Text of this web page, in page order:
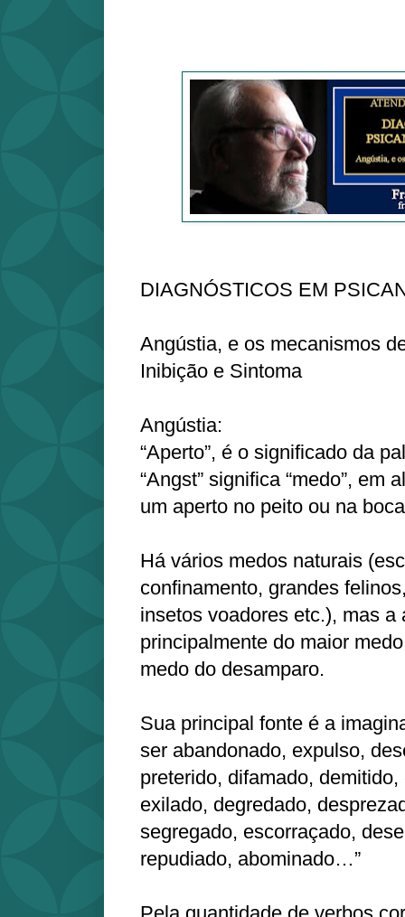
DIAGNÓSTICOS EM
Angústia, e os mecanismos
Inibição e Sintoma
Angústia:
“Aperto”, é o significado da
“Angst” significa “medo”, em
um aperto no peito ou na
Há vários medos naturais
confinamento, grandes
insetos voadores etc.), mas a
principalmente do maior
medo do desamparo.
Sua principal fonte é a
ser abandonado, expulso,
preterido, difamado,
exilado, degredado,
segregado, escorraçado,
repudiado, abominado…”